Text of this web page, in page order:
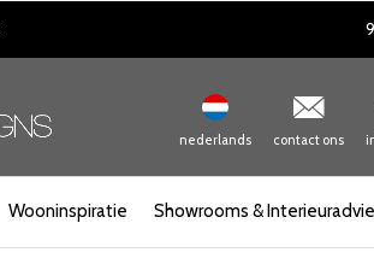
Wooninspiratie Showrooms &
nederlands contact ons